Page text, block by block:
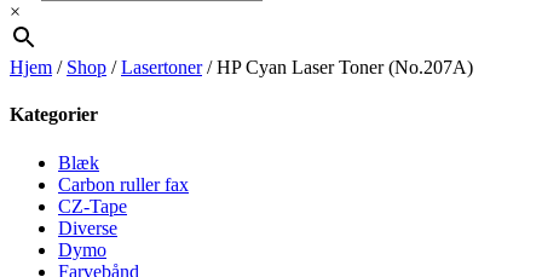
×
Hjem / Shop /Lasertoner/ HP Cyan Laser Toner (No.207A)
Kategorier
Blæk
Carbon ruller fax
CZ-Tape
Diverse
Dymo
Farvebånd